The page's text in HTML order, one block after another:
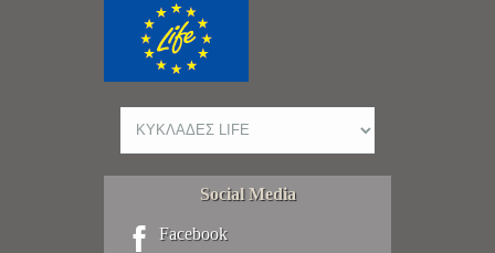
Social Media
Facebook